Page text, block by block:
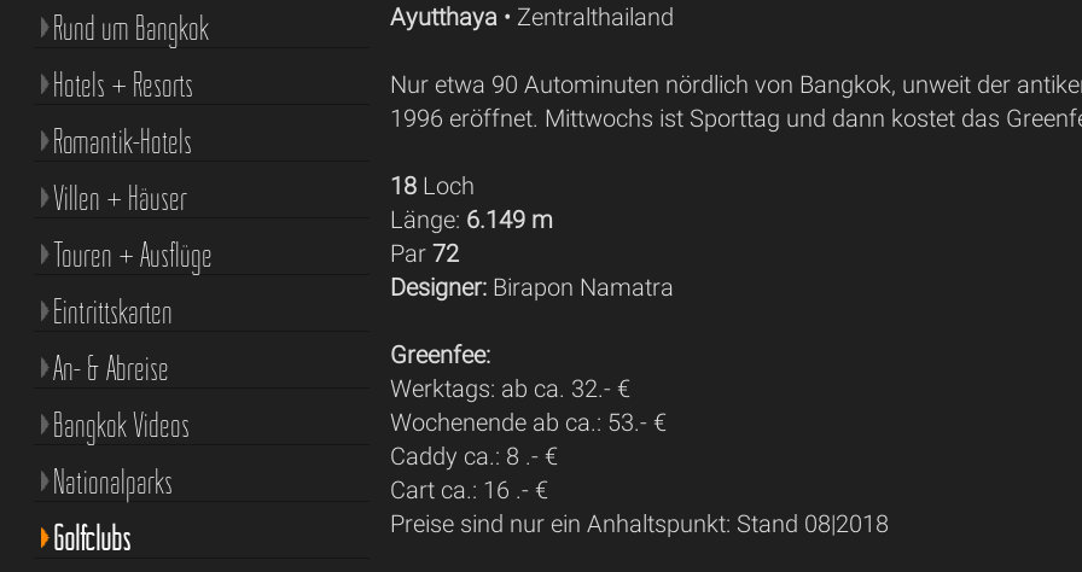
Ayutthaya • Zentralthailand
Nur etwa 90 Autominuten nördlich von Bangkok, unweit der
1996 eröffnet. Mittwochs ist Sporttag und dann kostet das
18 Loch
Länge: 6.149 m
Par72
Designer: Birapon Namatra
Greenfee:
Werktags: ab ca. 32.- €
Wochenende ab ca.: 53.- €
Caddy ca.: 8 .- €
Cart ca.: 16 .- €
Preise sind nur ein Anhaltspunkt: Stand 08|2018
Rund um Bangkok
Hotels + Resorts
Romantik-Hotels
Villen + Häuser
Touren + Ausflüge
Eintrittskarten
An- & Abreise
Bangkok Videos
Nationalparks
Golfclubs